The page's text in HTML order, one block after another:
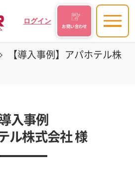
ログイン
お問い合わせ
【導入事例】アパホテル株
入事例
ル株式会社 様